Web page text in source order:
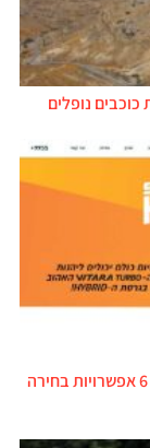
נופלים
הוצג הסדר פשרה בפרשת ההיברידיות של סוזוקי: 6 אפשרויות בחירה